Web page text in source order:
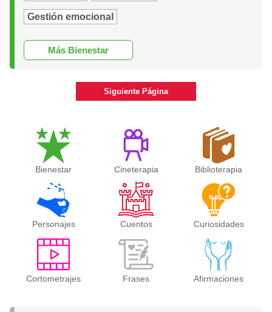
Gestión emocional
Más Bienestar
Siguiente Página
Bienestar Cineterapia Biblioterapia
Personajes Cuentos Curiosidades
Cortometrajes Frases Afirmaciones